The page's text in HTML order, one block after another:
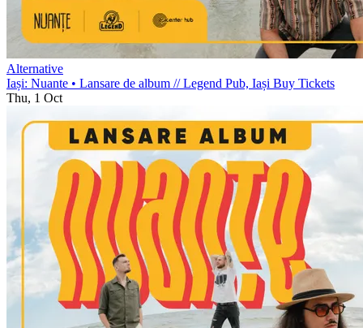
Alternative
Iași: Nuante • Lansare de album //Legend Pub, Iași Buy Tickets
Thu, 1 Oct